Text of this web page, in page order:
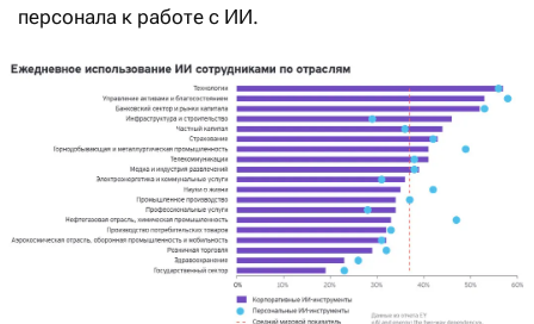
персонала к работе с ИИ.